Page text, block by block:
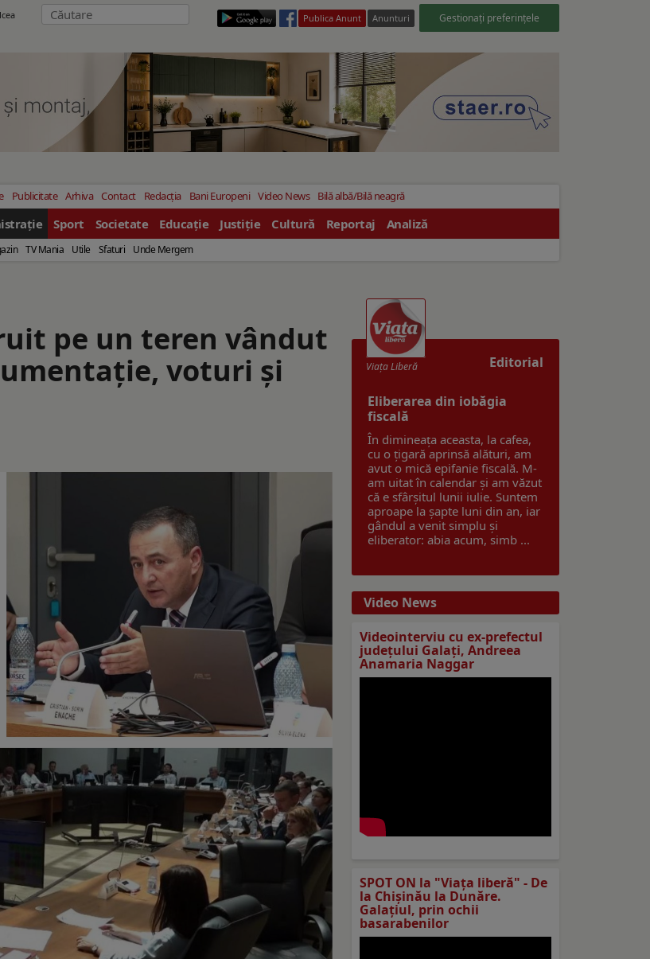
Publica Anunt Anunturi Gestionați preferințele
Publicitate Arhiva Contact Redacția Bani Europeni Video News Bilă albă/Bilă neagră
Sport Societate Educație Justiție Cultură Reportaj Analiză
TV Mania Utile Sfaturi Unde Mergem
pe un teren vândut
voturi şi
Editorial
Viaţa Liberă
Eliberarea din iobăgia
fiscală
În dimineața aceasta, la cafea,
cu o țigară aprinsă alături, am
avut o mică epifanie fiscală. M-
am uitat în calendar și am văzut
că e sfârșitul lunii iulie. Suntem
aproape la șapte luni din an, iar
gândul a venit simplu și
eliberator: abia acum, simb ...
Video News
Videointerviu cu ex-prefectul
judeţului Galaţi, Andreea
Anamaria Naggar
SPOT ON la "Viaţa liberă" - De
la Chișinău la Dunăre.
Galațiul, prin ochii
basarabenilor